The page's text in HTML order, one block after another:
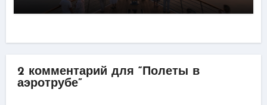
2 комментарий для “Полеты в
аэротрубе”